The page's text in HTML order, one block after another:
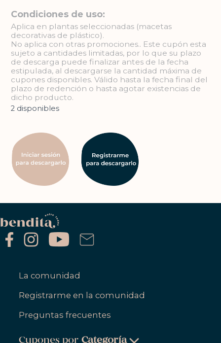
Condiciones de uso:
Aplica en plantas seleccionadas (macetas
decorativas de plástico).
No aplica con otras promociones.. Este cupón esta
sujeto a cantidades limitadas, por lo que su plazo
de descarga puede finalizar antes de la fecha
estipulada, al descargarse la cantidad máxima de
cupones disponibles. Válido hasta la fecha final del
plazo de redención o hasta agotar existencias de
dicho producto.
2 disponibles
La comunidad
Registrarme en la comunidad
Preguntas frecuentes
Cupones porCategoría